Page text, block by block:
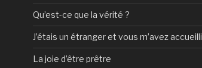
Qu’est-ce que la vérité ?
J’étais un étranger et vous m’avez accueilli
La joie d’être prêtre